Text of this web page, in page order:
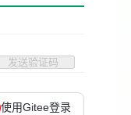
发送验证码
使用Gitee登录